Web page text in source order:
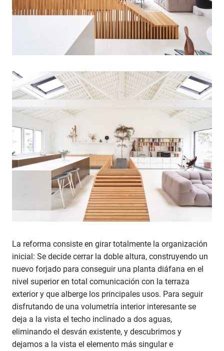
La reforma consiste en girar totalmente la organización
inicial: Se decide cerrar la doble altura, construyendo un
nuevo forjado para conseguir una planta diáfana en el
nivel superior en total comunicación con la terraza
exterior y que alberge los principales usos. Para seguir
disfrutando de una volumetría interior interesante se
deja a la vista el techo inclinado a dos aguas,
eliminando el desván existente, y descubrimos y
dejamos a la vista el elemento más singular e